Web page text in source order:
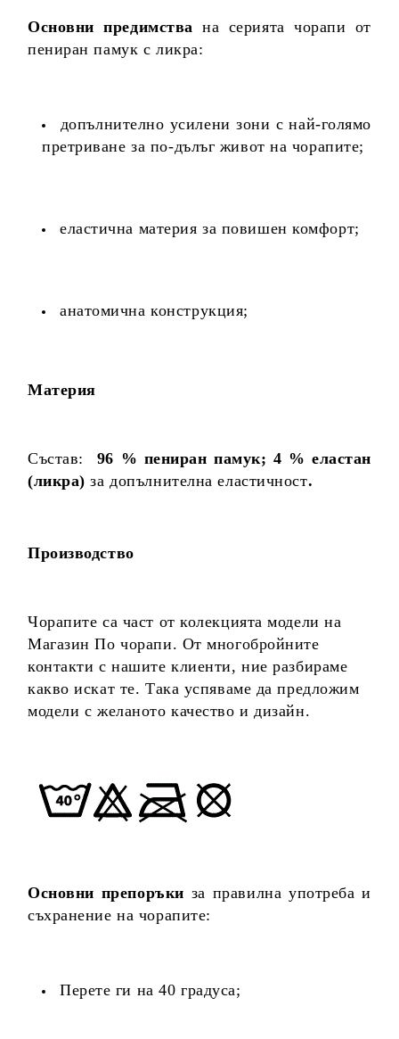
Основни предимства на серията чорапи от
пениран памук с ликра:
допълнително усилени зони с най-голямо
претриване за по-дълъг живот на чорапите;
еластична материя за повишен комфорт;
анатомична конструкция;
Материя
Състав: 96 % пениран памук; 4 % еластан
(ликра)за допълнителна еластичност.
Производство
Чорапите са част от колекцията модели на
Магазин По чорапи. От многобройните
контакти с нашите клиенти, ние разбираме
какво искат те. Така успяваме да предложим
модели с желаното качество и дизайн.
Основни препоръки за правилна употреба и
съхранение на чорапите:
Перете ги на 40 градуса;